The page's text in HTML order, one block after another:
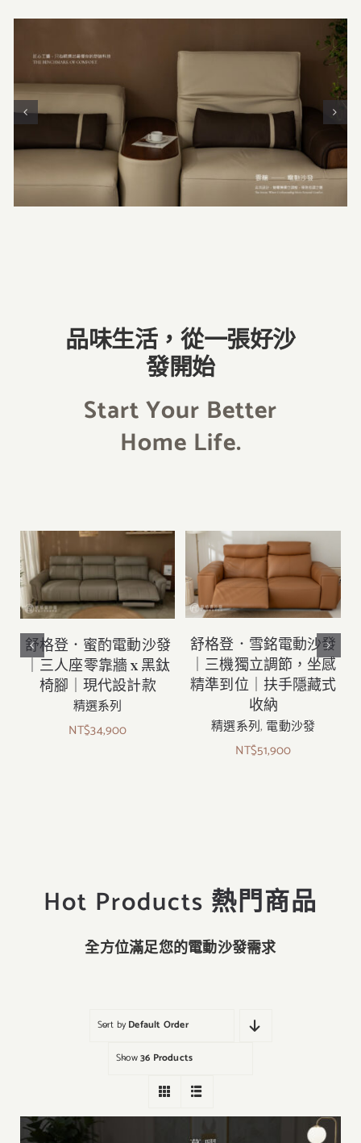
品味生活，從一張好沙
發開始
Start Your Better
Home Life.
舒格登．蜜酌電動沙發
｜三人座零靠牆 x 黑鈦
椅腳｜現代設計款
精選系列
NT$34,900
舒格登．雪銘電動沙發
｜三機獨立調節，坐感
精準到位｜扶手隱藏式
收納
精選系列, 電動沙發
NT$51,900
Hot Products 熱門商品
全方位滿足您的電動沙發需求
Sort byDefault Order
Show36 Products